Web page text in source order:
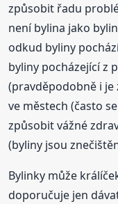
způsobit řadu
není bylina jako
odkud byliny
byliny pocházející z
(pravděpodobně i
ve městech (často
způsobit vážné
(byliny jsou
Bylinky může
doporučuje jen